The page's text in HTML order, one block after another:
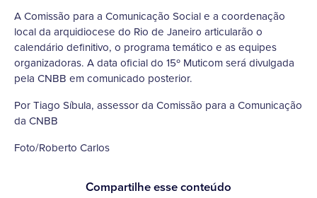
A Comissão para a Comunicação Social e a coordenação
local da arquidiocese do Rio de Janeiro articularão o
calendário definitivo, o programa temático e as equipes
organizadoras. A data oficial do 15º Muticom será divulgada
pela CNBB em comunicado posterior.
Por Tiago Síbula, assessor da Comissão para a Comunicação
da CNBB
Foto/Roberto Carlos
Compartilhe esse conteúdo